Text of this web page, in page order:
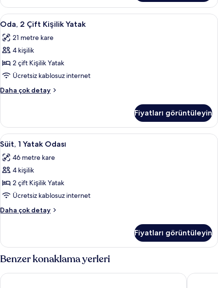
fotoğrafları
görün
Büyük
(King)
Boy
Balkon
hakkında
fazla
detay
Oda,
2
Çift
Kişilik
Yatak
için
tüm
fotoğrafları
Oda, 2 Çift Kişilik Yatak | Kaliteli
6
Oda, 2 Çift Kişilik Yatak
21 metre kare
4 kişilik
2 çift Kişilik Yatak
Ücretsiz kablosuz internet
Daha çok detay
Oda,
Yatak
hakkında
daha
detay
Fiyatları görüntüleyin
Süit,
1
Yatak
Odası
için
tüm
fotoğrafları
görün
Süit, 1 Yatak Odası | Kaliteli yatak
8
Süit, 1 Yatak Odası
46 metre kare
4 kişilik
2 çift Kişilik Yatak
Ücretsiz kablosuz internet
Daha çok detay
Süit,
hakkında
daha
fazla
detay
Fiyatları görüntüleyin
Benzer konaklama yerleri
Banff Rocky Mountain Resort